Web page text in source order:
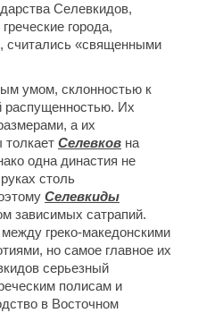
Селевкидов,
города,
считались «священными
умом, склонностью к
распущенностью. Их
а их
толкает Селевков на
одна династия не
столь
Селевкиды
зависимых сатрапий.
греко-македонскими
но самое главное их
серьезный
полисам и
в Восточном